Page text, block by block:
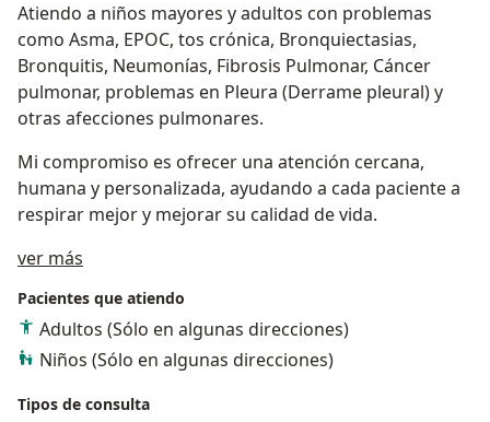
Atiendo a niños mayores y adultos con problemas
como Asma, EPOC, tos crónica, Bronquiectasias,
Bronquitis, Neumonías, Fibrosis Pulmonar, Cáncer
pulmonar, problemas en Pleura (Derrame pleural) y
otras afecciones pulmonares.
Mi compromiso es ofrecer una atención cercana,
humana y personalizada, ayudando a cada paciente a
respirar mejor y mejorar su calidad de vida.
ver más
Pacientes que atiendo
Adultos (Sólo en algunas direcciones)
Niños (Sólo en algunas direcciones)
Tipos de consulta